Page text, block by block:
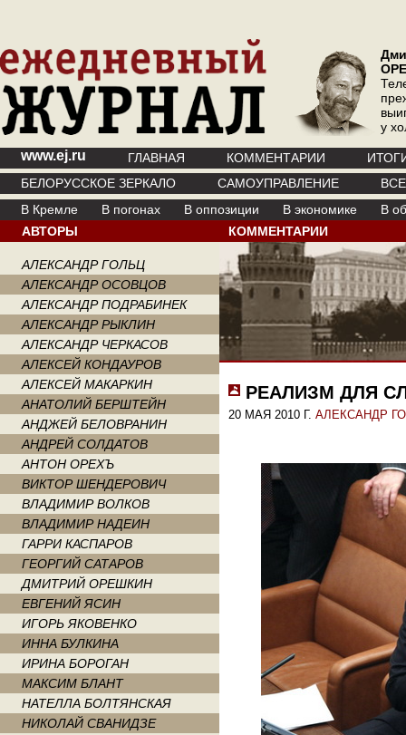
у
www.ej.ru ГЛАВНАЯ КОММЕНТАРИИ
БЕЛОРУССКОЕ ЗЕРКАЛО
САМОУПРАВЛЕНИЕ
В Кремле
В погонах В оппозиции В экономике
В
АВТОРЫ
АЛЕКСАНДР ГОЛЬЦ
АЛЕКСАНДР ОСОВЦОВ
АЛЕКСАНДР ПОДРАБИНЕК
АЛЕКСАНДР РЫКЛИН
АЛЕКСАНДР ЧЕРКАСОВ
АЛЕКСЕЙ КОНДАУРОВ
АЛЕКСЕЙ МАКАРКИН
АНАТОЛИЙ БЕРШТЕЙН
АНДЖЕЙ БЕЛОВРАНИН
АНДРЕЙ СОЛДАТОВ
АНТОН ОРЕХЪ
ВИКТОР ШЕНДЕРОВИЧ
ВЛАДИМИР ВОЛКОВ
ВЛАДИМИР НАДЕИН
ГАРРИ КАСПАРОВ
ГЕОРГИЙ САТАРОВ
ДМИТРИЙ ОРЕШКИН
ЕВГЕНИЙ ЯСИН
ИГОРЬ ЯКОВЕНКО
ИННА БУЛКИНА
ИРИНА БОРОГАН
МАКСИМ БЛАНТ
НАТЕЛЛА БОЛТЯНСКАЯ
НИКОЛАЙ СВАНИДЗЕ
КОММЕНТАРИИ
РЕАЛИЗМ ДЛЯ
20 МАЯ 2010 Г. АЛЕКСАНДР